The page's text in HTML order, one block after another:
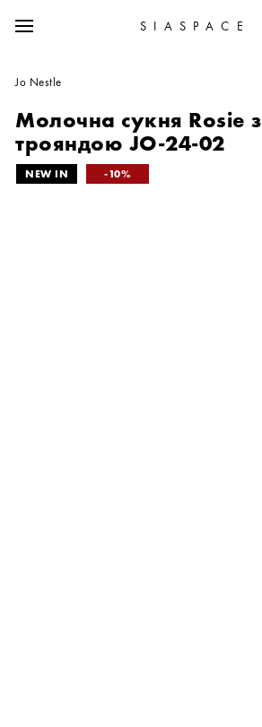
SIASPACE
Jo Nestle
Молочна сукня Rosie з
трояндою JO-24-02
10